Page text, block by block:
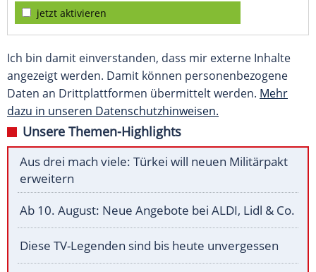
jetzt aktivieren
Ich bin damit einverstanden, dass mir externe Inhalte
angezeigt werden. Damit können personenbezogene
Daten an Drittplattformen übermittelt werden. Mehr
dazu in unseren Datenschutzhinweisen.
Unsere Themen-Highlights
Aus drei mach viele: Türkei will neuen Militärpakt
erweitern
Ab 10. August: Neue Angebote bei ALDI, Lidl & Co.
Diese TV-Legenden sind bis heute unvergessen